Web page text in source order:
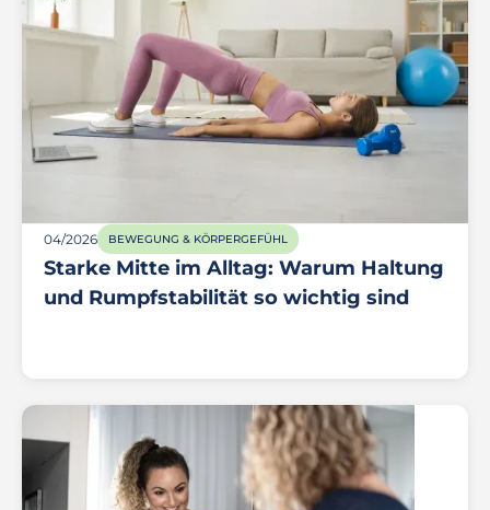
04/2026 BEWEGUNG & KÖRPERGEFÜHL
Starke Mitte im Alltag: Warum Haltung
und Rumpfstabilität so wichtig sind